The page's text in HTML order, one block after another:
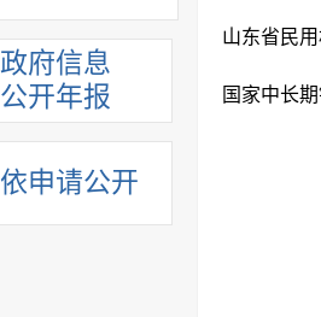
政府信息
公开年报
依申请公开
山东省民
国家中长